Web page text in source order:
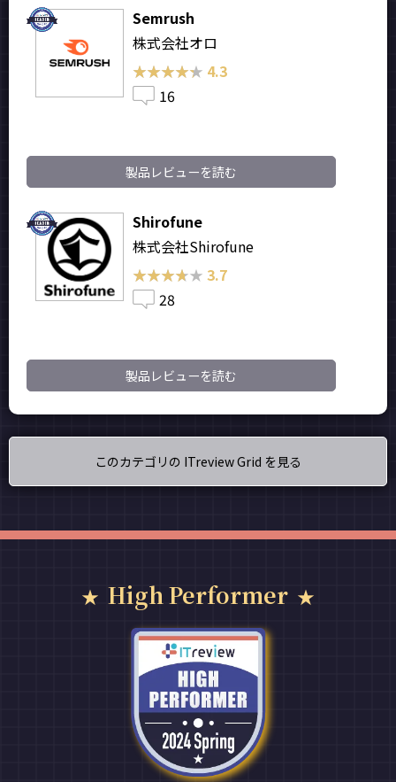
Semrush
株式会社オロ
★★★★★
★★★★★ 4.3
16
製品レビューを読む
Shirofune
株式会社Shirofune
★★★★★
★★★★★ 3.7
28
製品レビューを読む
このカテゴリの ITreview Grid を見る
High Performer